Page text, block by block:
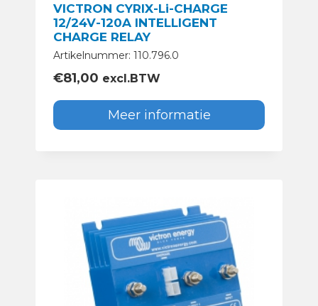
VICTRON CYRIX-Li-CHARGE
12/24V-120A INTELLIGENT
CHARGE RELAY
Artikelnummer: 110.796.0
€81,00 excl.BTW
Meer informatie